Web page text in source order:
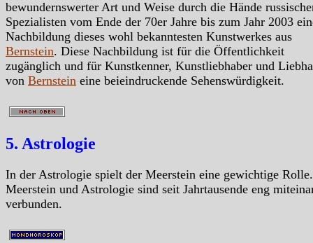
bewundernswerter Art und Weise durch die Hände
Spezialisten vom Ende der 70er Jahre bis zum Jahr 2003
Nachbildung dieses wohl bekanntesten Kunstwerkes aus
Bernstein. Diese Nachbildung ist für die Öffentlichkeit
zugänglich und für Kunstkenner, Kunstliebhaber und
von Bernstein eine beieindruckende Sehenswürdigkeit.
5. Astrologie
In der Astrologie spielt der Meerstein eine gewichtige Rolle.
Meerstein und Astrologie sind seit Jahrtausende eng
verbunden.